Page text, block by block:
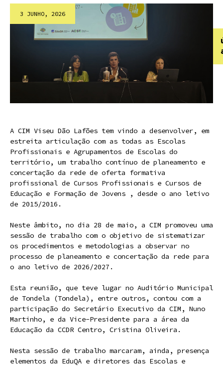
3 JUNHO, 2026
A CIM Viseu Dão Lafões tem vindo a desenvolver, em
estreita articulação com as todas as Escolas
Profissionais e Agrupamentos de Escolas do
território, um trabalho contínuo de planeamento e
concertação da rede de oferta formativa
profissional de Cursos Profissionais e Cursos de
Educação e Formação de Jovens , desde o ano letivo
de 2015/2016.
Neste âmbito, no dia 28 de maio, a CIM promoveu uma
sessão de trabalho com o objetivo de sistematizar
os procedimentos e metodologias a observar no
processo de planeamento e concertação da rede para
o ano letivo de 2026/2027.
Esta reunião, que teve lugar no Auditório Municipal
de Tondela (Tondela), entre outros, contou com a
participação do Secretário Executivo da CIM, Nuno
Martinho, e da Vice-Presidente para a área da
Educação da CCDR Centro, Cristina Oliveira.
Nesta sessão de trabalho marcaram, ainda, presença
elementos da EduQA e diretores das Escolas e